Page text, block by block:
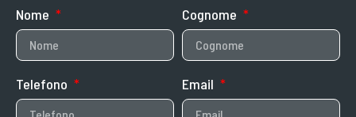
Nome Cognome
Telefono Email